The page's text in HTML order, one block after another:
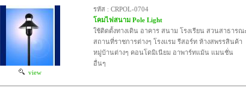
view
รหัส : CRPOL-0704
โคมไฟสนาม Pole Light
ใช้ติดตั้งทางเดิน อาคาร สนาม โรงเรียน สวนสาธารณ
สถานที่ราชการต่างๆ โรงแรม รีสอร์ท ห้างสพรรสินค้า
หมู่บ้านต่างๆ คอนโดมิเนียม อาพาร์ทแม้น แมนชั่น
อื่นๆ